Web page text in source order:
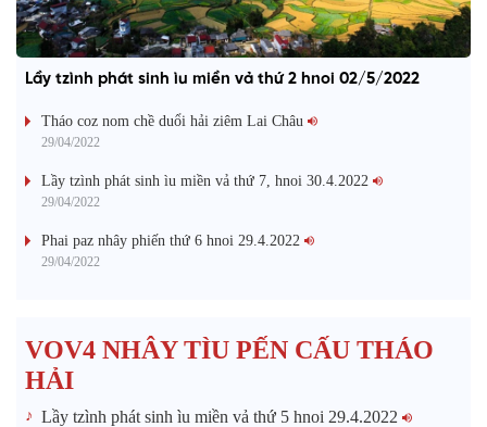
Lầy tzình phát sinh ìu miền vả thứ 2 hnoi 02/5/2022
Tháo coz nom chề duổi hải ziêm Lai Châu
29/04/2022
Lầy tzình phát sinh ìu miền vả thứ 7, hnoi 30.4.2022
29/04/2022
Phai paz nhây phiến thứ 6 hnoi 29.4.2022
29/04/2022
VOV4 NHÂY TÌU PẾN CẤU THÁO
HẢI
Lầy tzình phát sinh ìu miền vả thứ 5 hnoi 29.4.2022